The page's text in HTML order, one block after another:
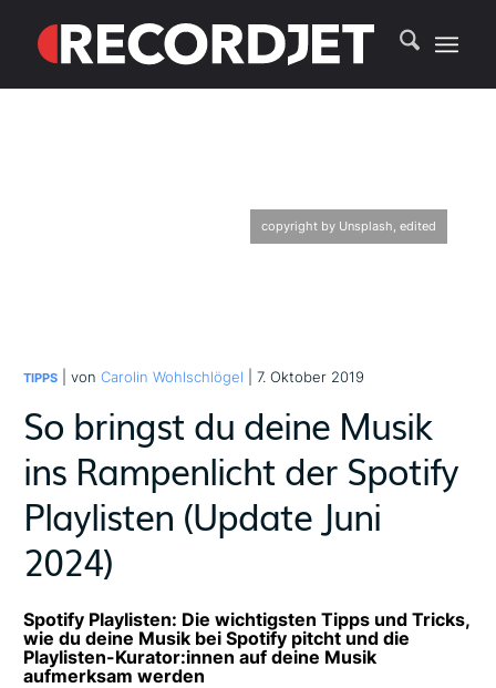
copyright by Unsplash, edited
TIPPS | vonCarolin Wohlschlögel | 7. Oktober 2019
So bringst du deine Musik
ins Rampenlicht der Spotify
Playlisten (Update Juni
2024)
Spotify Playlisten: Die wichtigsten Tipps und Tricks,
wie du deine Musik bei Spotify pitcht und die
Playlisten-Kurator:innen auf deine Musik
aufmerksam werden